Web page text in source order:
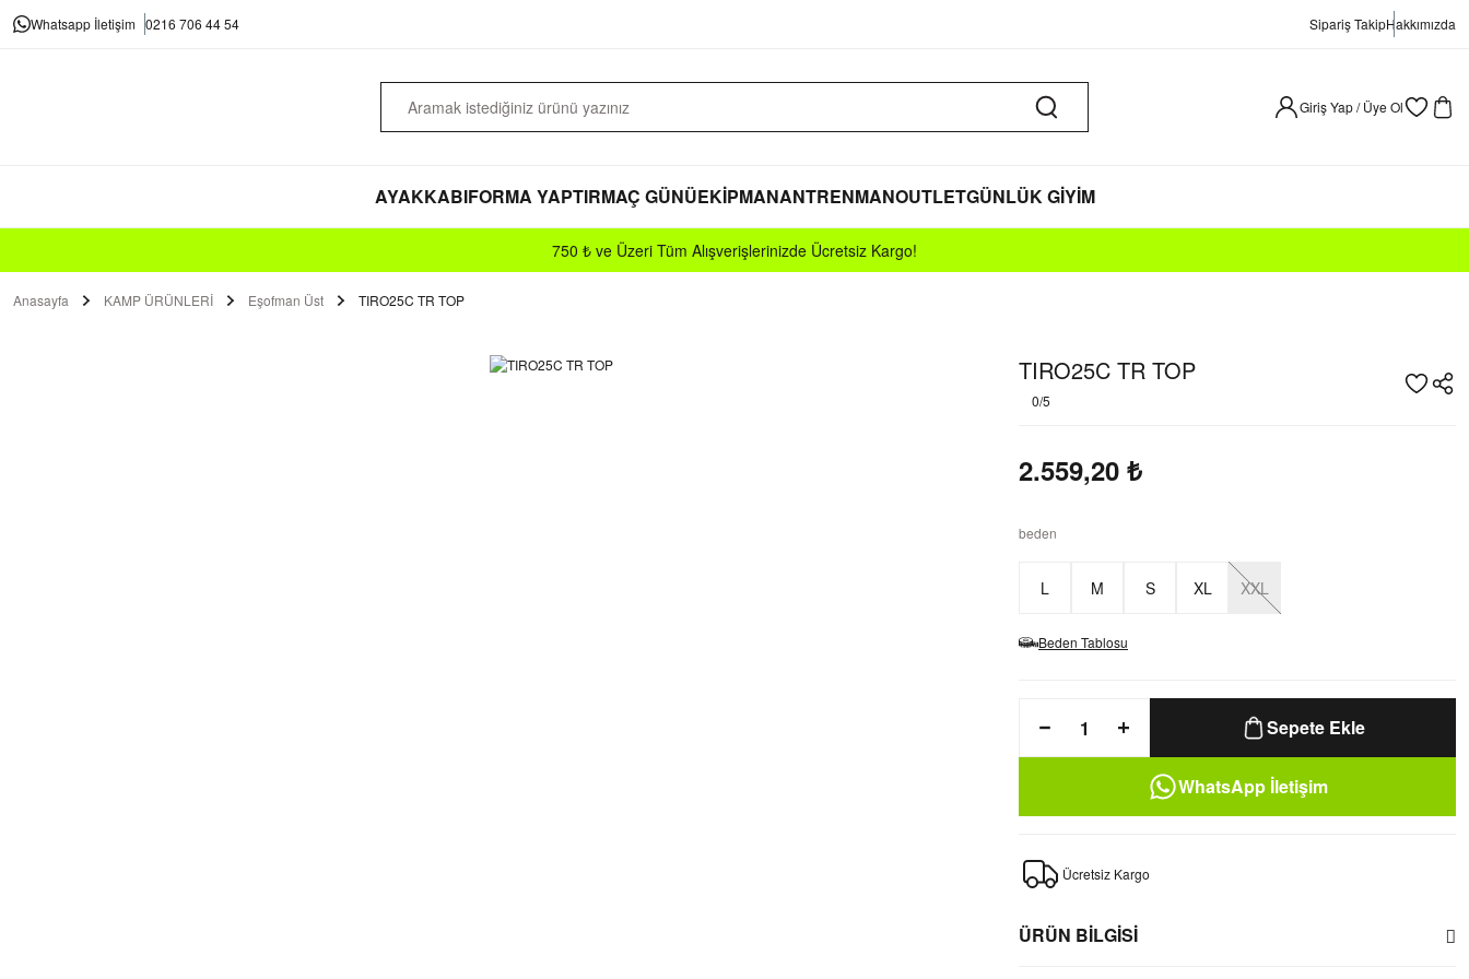
Whatsapp İletişim 0216 706 44 54 Sipariş TakipHakkımızda
Giriş Yap / Üye Ol
AYAKKABIFORMA YAPTIRMAÇ GÜNÜEKİPMANANTRENMANOUTLETGÜNLÜK GİYİM
750 ₺ ve Üzeri Tüm Alışverişlerinizde Ücretsiz Kargo!
Anasayfa KAMP ÜRÜNLERİ Eşofman Üst TIRO25C TR TOP
TIRO25C TR TOP
0/5
2.559,20 ₺
beden
L M S XL XXL
Beden Tablosu
Sepete Ekle
WhatsApp İletişim
Ücretsiz Kargo
ÜRÜN BİLGİSİ